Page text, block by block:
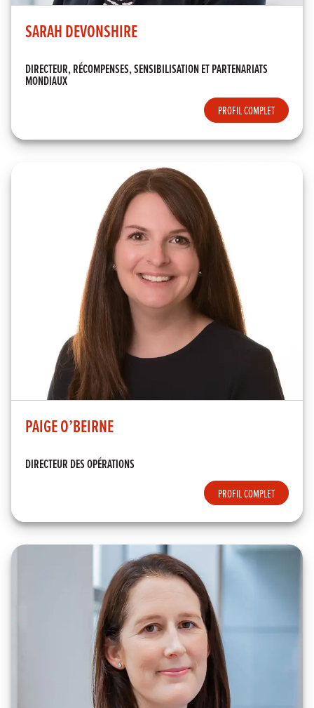
SARAH DEVONSHIRE
DIRECTEUR, RÉCOMPENSES, SENSIBILISATION ET PARTENARIATS
MONDIAUX
PROFIL COMPLET
PAIGE O’BEIRNE
DIRECTEUR DES OPÉRATIONS
PROFIL COMPLET